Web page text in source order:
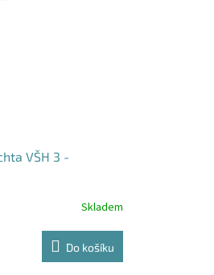
VŠH 3 -
Skladem
Do košíku